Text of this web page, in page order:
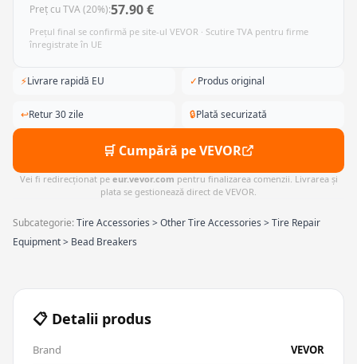
Preț cu TVA (20%):57.90 €
Prețul final se confirmă pe site-ul VEVOR · Scutire TVA pentru firme
înregistrate în UE
⚡Livrare rapidă EU ✓Produs original
↩Retur 30 zile 🔒Plată securizată
🛒 Cumpără pe VEVOR
Vei fi redirecționat pe eur.vevor.com pentru finalizarea comenzii. Livrarea și
plata se gestionează direct de VEVOR.
Subcategorie:Tire Accessories > Other Tire Accessories > Tire Repair
Equipment > Bead Breakers
📋 Detalii produs
Brand
VEVOR